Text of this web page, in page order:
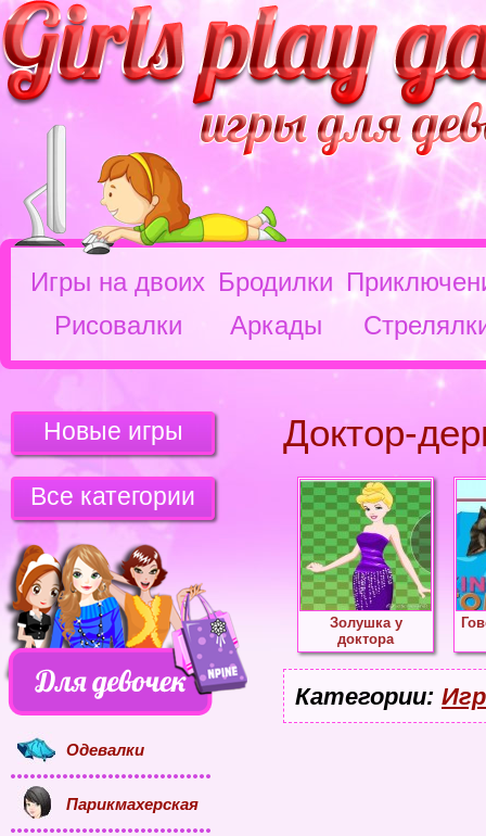
Игры на двоих Бродилки
Рисовалки
Аркады
Доктор-
Золушка у
доктора
Категории:
Новые игры
Все категории
Одевалки
Парикмахерская